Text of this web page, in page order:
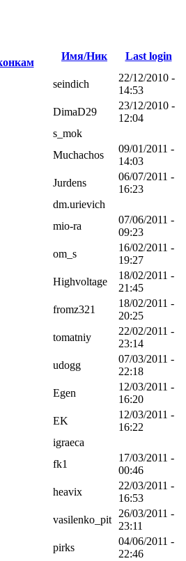
Имя/Ник Last login
seindich
22/12/2010 -
14:53
DimaD29
23/12/2010 -
12:04
s_mok
Muchachos
09/01/2011 -
14:03
Jurdens
06/07/2011 -
16:23
dm.urievich
mio-ra
07/06/2011 -
09:23
om_s
16/02/2011 -
19:27
Highvoltage
18/02/2011 -
21:45
fromz321
18/02/2011 -
20:25
tomatniy
22/02/2011 -
23:14
udogg
07/03/2011 -
22:18
Egen
12/03/2011 -
16:20
EK
12/03/2011 -
16:22
igraeca
fk1
17/03/2011 -
00:46
heavix
22/03/2011 -
16:53
vasilenko_pit
26/03/2011 -
23:11
pirks
04/06/2011 -
22:46